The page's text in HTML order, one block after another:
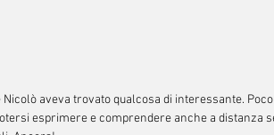
Nicolò aveva trovato qualcosa di interessante.
esprimere e comprendere anche a distanza